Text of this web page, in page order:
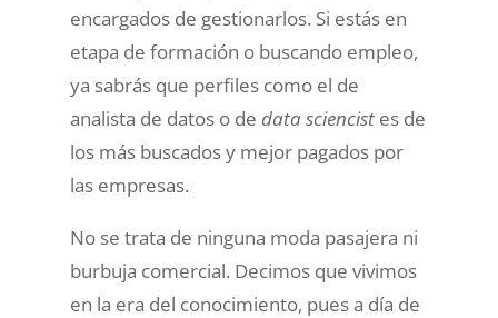
encargados de gestionarlos. Si estás en
etapa de formación o buscando empleo,
ya sabrás que perfiles como el de
analista de datos o de data sciencistes de
los más buscados y mejor pagados por
las empresas.
No se trata de ninguna moda pasajera ni
burbuja comercial. Decimos que vivimos
en la era del conocimiento, pues a día de